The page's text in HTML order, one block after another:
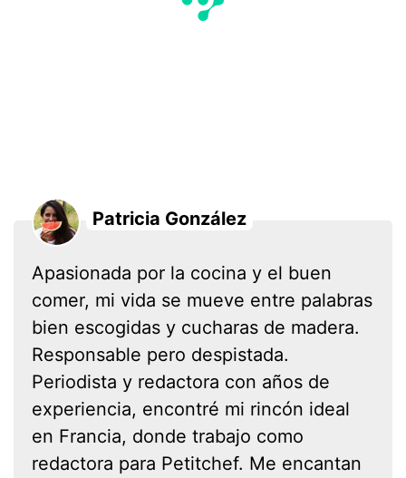
Patricia González
Apasionada por la cocina y el buen
comer, mi vida se mueve entre palabras
bien escogidas y cucharas de madera.
Responsable pero despistada.
Periodista y redactora con años de
experiencia, encontré mi rincón ideal
en Francia, donde trabajo como
redactora para Petitchef. Me encantan